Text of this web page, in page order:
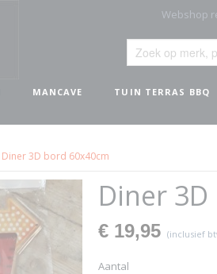
Webshop
MANCAVE TUIN TERRAS BBQ
Diner 3D bord 60x40cm
Diner
€ 19,95 (inclusief
Aantal